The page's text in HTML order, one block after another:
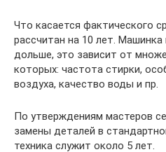
Что касается фактического
рассчитан на 10 лет.
дольше, это зависит от
которых: частота стирки,
воздуха, качество воды и пр.
По утверждениям мастеров
замены деталей в
техника служит около 5 лет.